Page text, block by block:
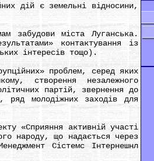
дій є земельні відносини,
забудови міста Луганська.
контактування із
інтересів тощо).
проблем, серед яких
створення незалежного
партій, звернення до
ряд молодіжних заходів для
«Сприяння активній участі
народу, що надається через
Сістемс Інтернешнл